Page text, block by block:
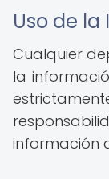
Uso de
Cualquier
la
información